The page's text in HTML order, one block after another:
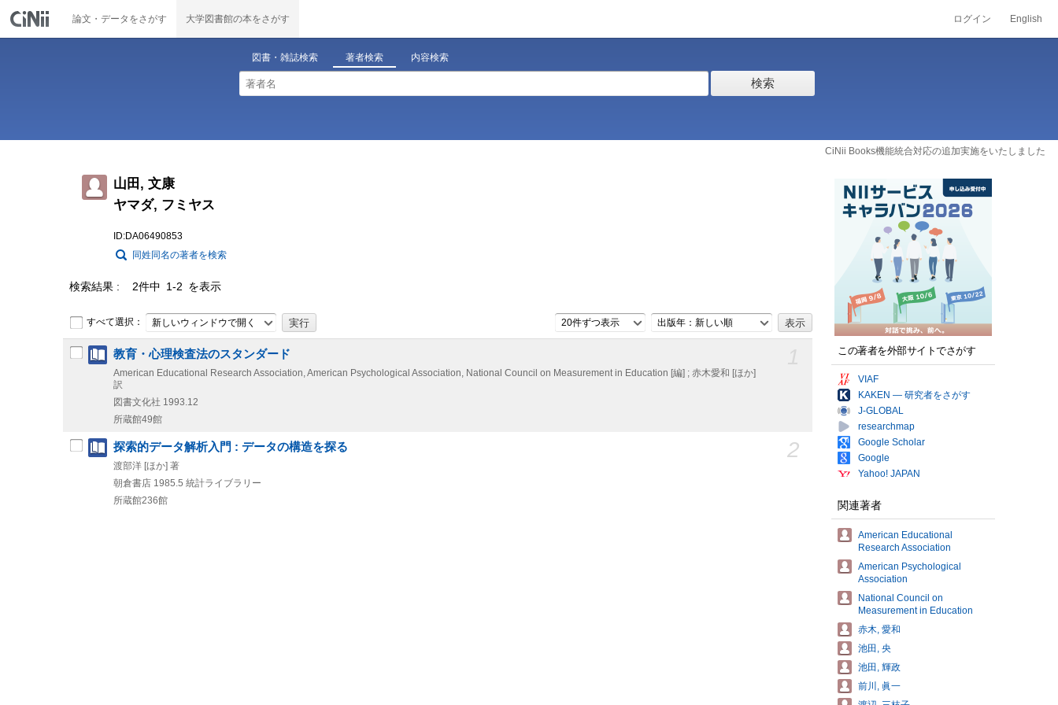
論文・データをさがす 大学図書館の本をさがす ログイン English
図書・雑誌検索 著者検索 内容検索
検索
CiNii Books機能統合対応の追加実施をいたしました
山田, 文康
ヤマダ, フミヤス
ID:DA06490853
同姓同名の著者を検索
検索結果 2件中 1-2 を表示
すべて選択： 新しいウィンドウで開く 20件ずつ表示 出版年：新しい順
教育・心理検査法のスタンダード
American Educational Research Association, American Psychological Association, National Council on Measurement in Education [編] ; 赤木愛和 [ほか]
訳
図書文化社 1993.12
所蔵館49館
2
探索的データ解析入門 : データの構造を探る
渡部洋 [ほか] 著
朝倉書店 1985.5 統計ライブラリー
所蔵館236館
この著者を外部サイトでさがす
VIAF
KAKEN — 研究者をさがす
J-GLOBAL
researchmap
Google Scholar
Google
Yahoo! JAPAN
関連著者
American Educational
Research Association
American Psychological
Association
National Council on
Measurement in Education
赤木, 愛和
池田, 央
池田, 輝政
前川, 眞一